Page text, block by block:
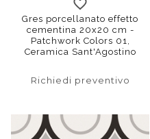
Gres porcellanato effetto
cementina 20x20 cm -
Patchwork Colors 01,
Ceramica Sant'Agostino
Richiedi preventivo